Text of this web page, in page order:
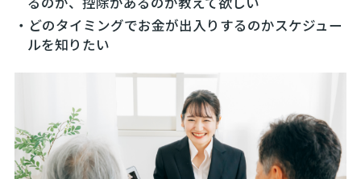
・どのタイミングでお金が出入りするのかスケジュー
ルを知りたい